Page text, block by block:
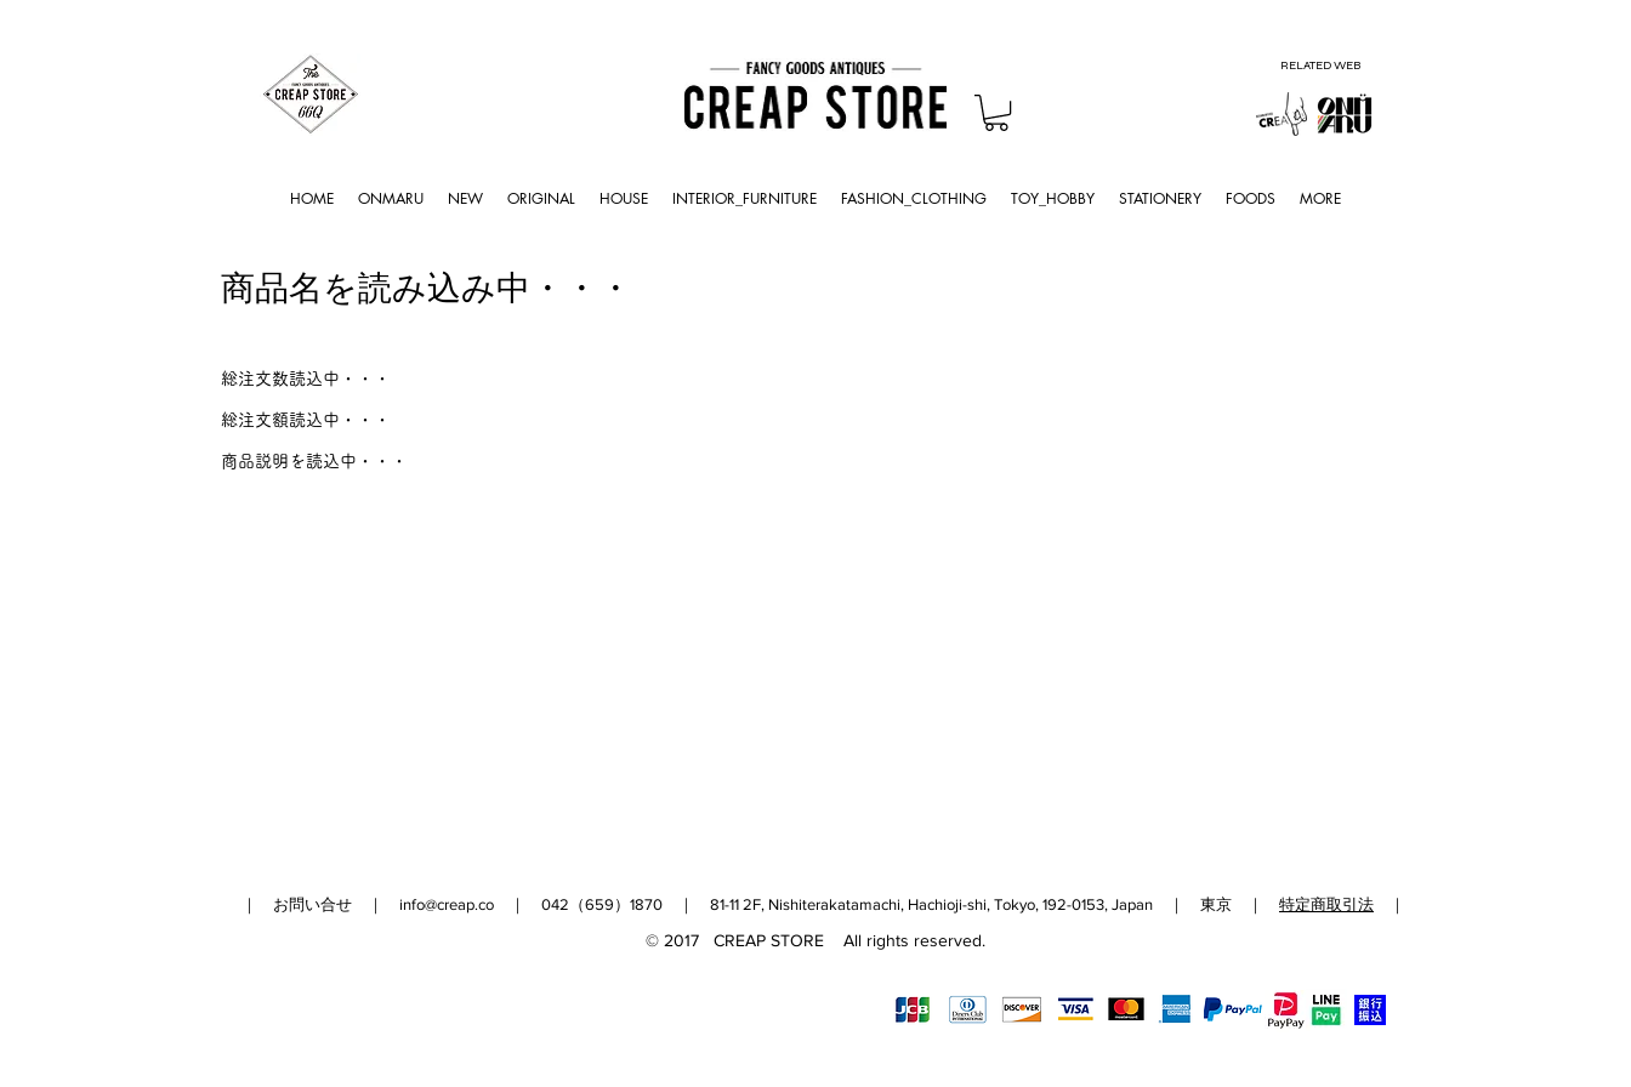
RELATED WEB
HOME ONMARU NEW ORIGINAL HOUSE INTERIOR_FURNITURE FASHION_CLOTHING TOY_HOBBY STATIONERY FOODS MORE
商品名を読み込み中・・・
総注文数読込中・・・
総注文額読込中・・・
商品説明を読込中・・・
｜ お問い合せ ｜ info@creap.co ｜ 042（659）1870 ｜ 81-11 2F, Nishiterakatamachi, Hachioji-shi, Tokyo, 192-0153, Japan ｜ 東京 ｜ 特定商取引法 ｜
© 2017 CREAP STORE All rights reserved.